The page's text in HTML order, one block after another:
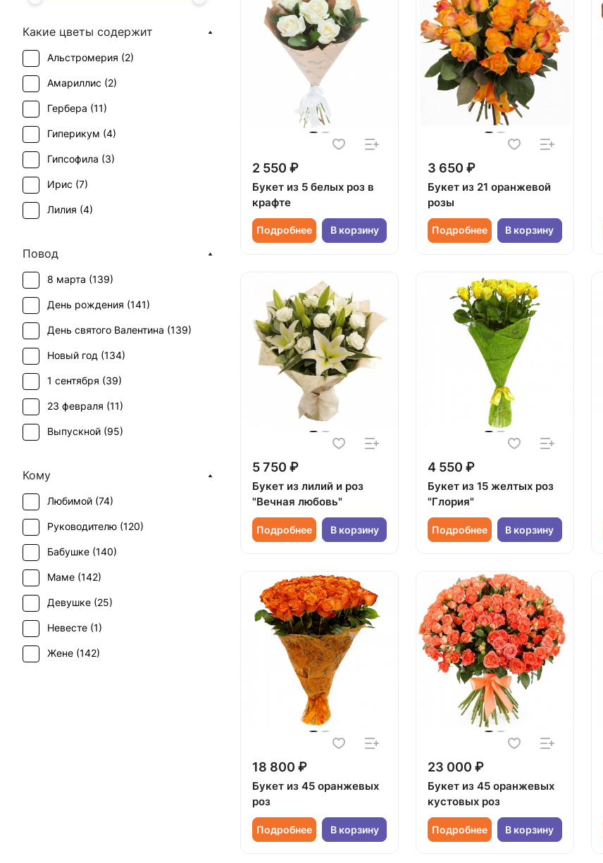
2 550 ₽
Букет из 5 белых роз в
крафте
Подробнее В корзину
3 650 ₽
Букет из 21 оранжевой
розы
Подробнее В корзину
5 750 ₽
Букет из лилий и роз
"Вечная любовь"
Подробнее В корзину
4 550 ₽
Букет из 15 желтых роз
"Глория"
Подробнее В корзину
18 800 ₽
Букет из 45 оранжевых
роз
Подробнее В корзину
23 000 ₽
Букет из 45 оранжевых
кустовых роз
Подробнее В корзину
Какие цветы содержит
Альстромерия (2)
Амариллис (2)
Гербера (11)
Гиперикум (4)
Гипсофила (3)
Ирис (7)
Лилия (4)
Роза кустовая (
Статица (1)
Тюльпан (13)
Хризантема ( 11)
Повод
8 марта (139)
День рождения (141)
День святого Валентина (139)
Новый год (134)
1 сентября (39)
23 февраля (11)
Выпускной (95)
День учителя (
Пасха (33 )
Первое свидание (119
Последний звонок (
Рождение ребенка (
Рождество (133
Свадьба (3
Татьянин день (
Кому
Любимой (74)
Руководителю (120)
Бабушке (140)
Маме (142)
Девушке (25)
Невесте (1)
Жене (142)